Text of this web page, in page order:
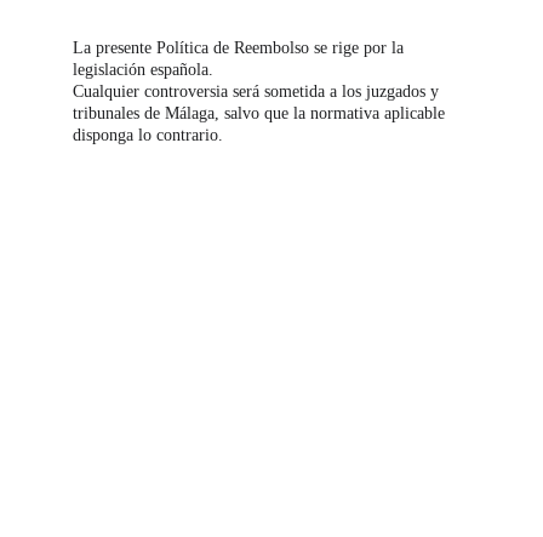
La presente Política de Reembolso se rige por la
legislación española.
Cualquier controversia será sometida a los juzgados y
tribunales de Málaga, salvo que la normativa aplicable
disponga lo contrario.